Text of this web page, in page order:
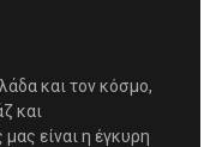
και τον κόσμο,
και
είναι η έγκυρη